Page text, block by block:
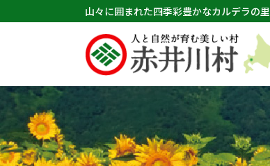
山々に囲まれた四季彩豊かなカルデラの里